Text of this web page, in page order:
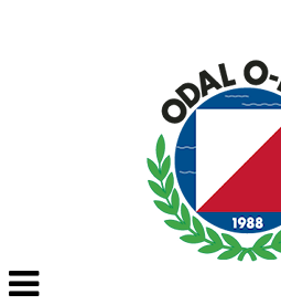
Veksle
navigasjon